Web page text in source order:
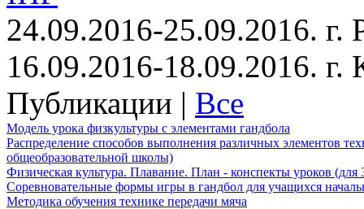
24.09.2016-25.09.2016. г.
16.09.2016-18.09.2016.
Публикации | Все
Модель урока физкультуры с элементами гандбола
Распределение способов выполнения различных элементов
общеобразовательной школы)
Физическая культура. Плавание. План - конспекты уроков (для
Соревновательные формы игры в гандбол для учащихся
Методика обучения технике передачи мяча